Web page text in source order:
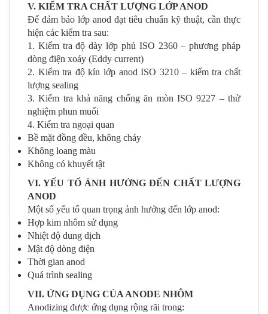
V. KIỂM TRA CHẤT LƯỢNG LỚP ANOD
Để đảm bảo lớp anod đạt tiêu chuẩn kỹ thuật, cần thực
hiện các kiểm tra sau:
1. Kiểm tra độ dày lớp phủ ISO 2360 – phương pháp
dòng điện xoáy (Eddy current)
2. Kiểm tra độ kín lớp anod ISO 3210 – kiểm tra chất
lượng sealing
3. Kiểm tra khả năng chống ăn mòn ISO 9227 – thử
nghiệm phun muối
4. Kiểm tra ngoại quan
Bề mặt đồng đều, không cháy
Không loang màu
Không có khuyết tật
VI. YẾU TỐ ẢNH HƯỞNG ĐẾN CHẤT LƯỢNG
ANOD
Một số yếu tố quan trọng ảnh hưởng đến lớp anod:
Hợp kim nhôm sử dụng
Nhiệt độ dung dịch
Mật độ dòng điện
Thời gian anod
Quá trình sealing
VII. ỨNG DỤNG CỦA ANODE NHÔM
Anodizing được ứng dụng rộng rãi trong: